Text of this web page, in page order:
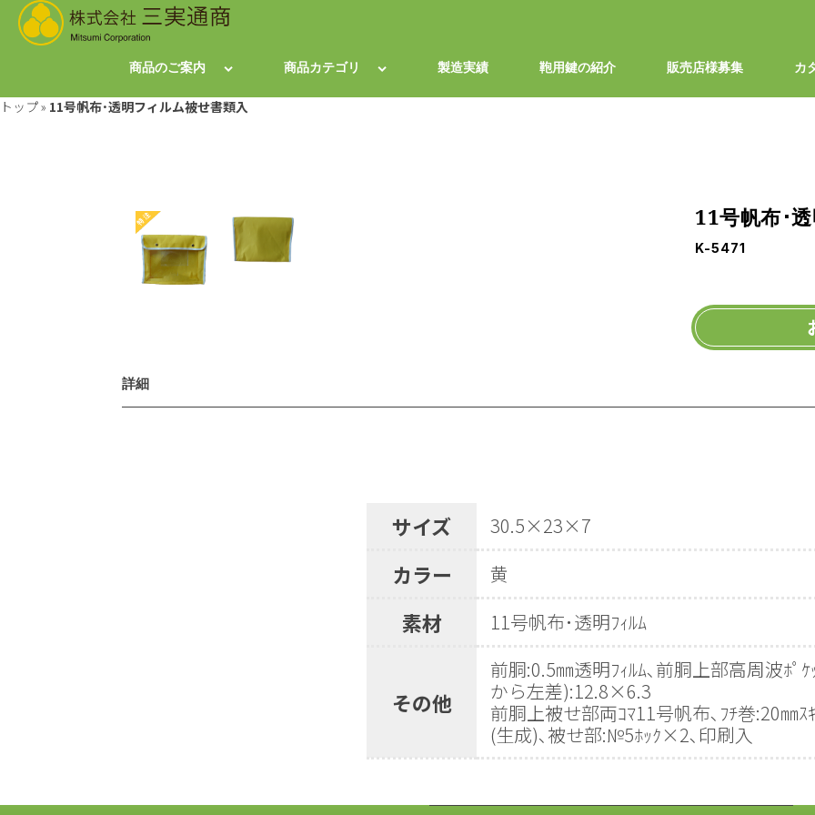
商品のご案内 商品カテゴリ 製造実績 鞄用鍵の紹介 販売店様募集 カ
トップ» 11号帆布･透明フィルム被せ書類入
11号帆布･
K-5471
詳細
サイズ 30.5×23×7
カラー 黄
素材 11号帆布･透明ﾌｨﾙﾑ
その他
前胴:0.5㎜透明ﾌｨﾙﾑ､前胴上部高周波ﾎﾟｹ
から左差):12.8×6.3
前胴上被せ部両ｺﾏ11号帆布､ﾌﾁ巻:20㎜ｽ
(生成)､被せ部:№5ﾎｯｸ×2､印刷入